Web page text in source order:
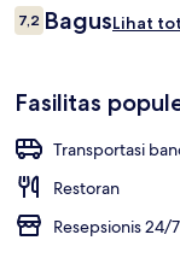
Ulasan
7,27,2 dari 10
BagusLihat
Fasilitas
Transportasi
Restoran
Resepsionis 24/7